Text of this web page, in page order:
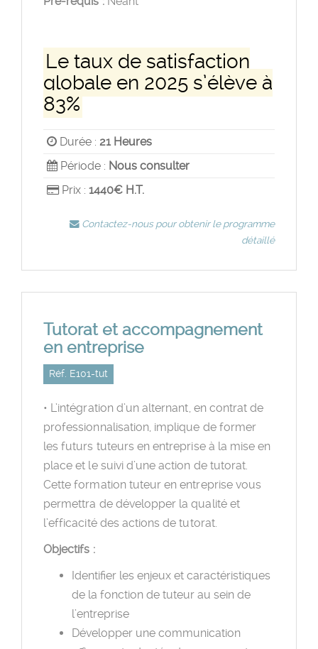
Le taux de satisfaction
globale en 2025 s’élève à
83%
Durée : 21 Heures
Période : Nous consulter
Prix : 1440€ H.T.
Contactez-nous pour obtenir le programme
détaillé
Tutorat et accompagnement
en entreprise
Réf. E101-tut
• L’intégration d’un alternant, en contrat de
professionnalisation, implique de former
les futurs tuteurs en entreprise à la mise en
place et le suivi d’une action de tutorat.
Cette formation tuteur en entreprise vous
permettra de développer la qualité et
l’efficacité des actions de tutorat.
Objectifs :
Identifier les enjeux et caractéristiques
de la fonction de tuteur au sein de
l’entreprise
Développer une communication